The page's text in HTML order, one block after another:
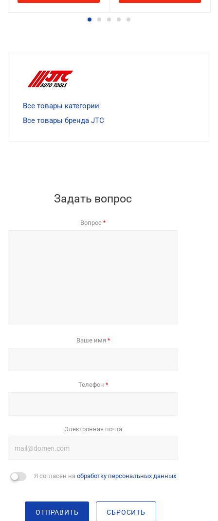
Все товары категории
Все товары бренда JTC
Задать вопрос
Вопрос *
Ваше имя *
Телефон *
Электронная почта
Я согласен на обработку персональных данных
ОТПРАВИТЬ СБРОСИТЬ